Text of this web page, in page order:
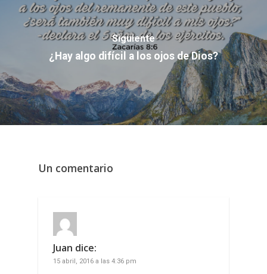
Siguiente
¿Hay algo difícil a los ojos de Dios?
Un comentario
Juan dice:
15 abril, 2016 a las 4:36 pm